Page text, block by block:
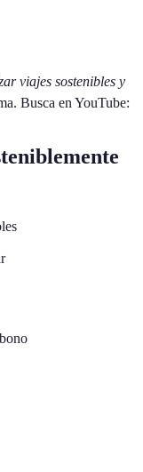
viajes sostenibles y
Busca en YouTube: